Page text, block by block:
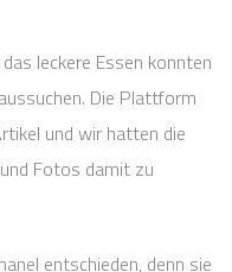
leckere Essen konnten
aussuchen. Die Plattform
und wir hatten die
Fotos damit zu
entschieden, denn sie